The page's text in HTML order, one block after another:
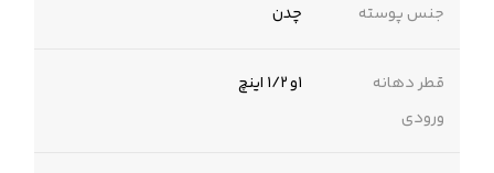
جنس پوسته چدن
قطر دهانه
ورودی
۱و ۱/۲ اینچ